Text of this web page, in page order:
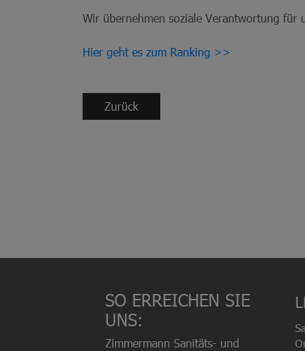
Wir übernehmen soziale Verantwortung für
Hier geht es zum Ranking >>
Zurück
SO ERREICHEN SIE
UNS:
Zimmermann Sanitäts- und